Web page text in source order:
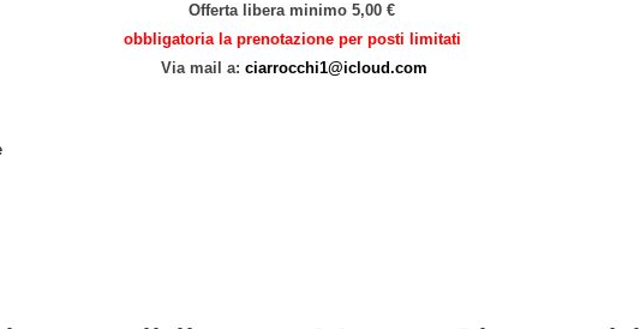
Offerta libera minimo 5,00 €
obbligatoria la prenotazione per posti limitati
Via mail a: ciarrocchi1@icloud.com